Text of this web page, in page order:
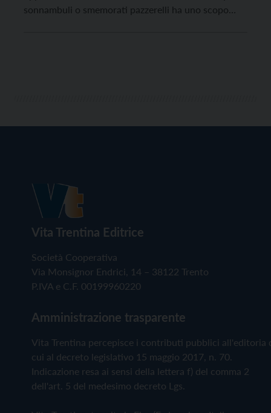
sonnambuli o smemorati pazzerelli ha uno scopo
Vita Trentina Editrice
Società Cooperativa
Via Monsignor Endrici, 14 – 38122 Trento
P.IVA e C.F. 00199960220
Amministrazione trasparente
Vita Trentina percepisce i contributi pubblici all'editoria
cui al decreto legislativo 15 maggio 2017, n. 70.
Indicazione resa ai sensi della lettera f) del comma 2
dell'art. 5 del medesimo decreto Lgs.